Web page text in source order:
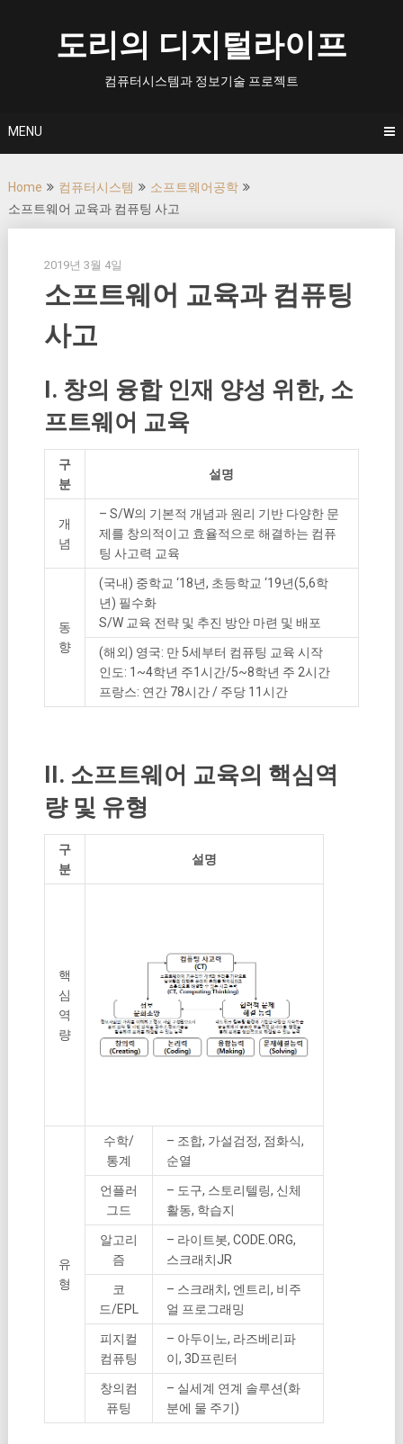
도리의 디지털라이프
컴퓨터시스템과 정보기술 프로젝트
MENU
Home 컴퓨터시스템
소프트웨어공학
소프트웨어 교육과 컴퓨팅 사고
2019년 3월 4일
소프트웨어 교육과 컴퓨팅
사고
I. 창의 융합 인재 양성 위한, 소
프트웨어 교육
구
분
설명
개
념
– S/W의 기본적 개념과 원리 기반 다양한 문
제를 창의적이고 효율적으로 해결하는 컴퓨
팅 사고력 교육
동
향
(국내) 중학교 ‘18년, 초등학교 ‘19년(5,6학
년) 필수화
S/W 교육 전략 및 추진 방안 마련 및 배포
(해외) 영국: 만 5세부터 컴퓨팅 교육 시작
인도: 1~4학년 주1시간/5~8학년 주 2시간
프랑스: 연간 78시간 / 주당 11시간
II. 소프트웨어 교육의 핵심역
량 및 유형
구
분
설명
핵
심
역
량
유
형
수학/
통계
– 조합, 가설검정, 점화식,
순열
언플러
그드
– 도구, 스토리텔링, 신체
활동, 학습지
알고리
즘
– 라이트봇, CODE.ORG,
스크래치JR
코
드/EPL
– 스크래치, 엔트리, 비주
얼 프로그래밍
피지컬
컴퓨팅
– 아두이노, 라즈베리파
이, 3D프린터
창의컴
퓨팅
– 실세계 연계 솔루션(화
분에 물 주기)